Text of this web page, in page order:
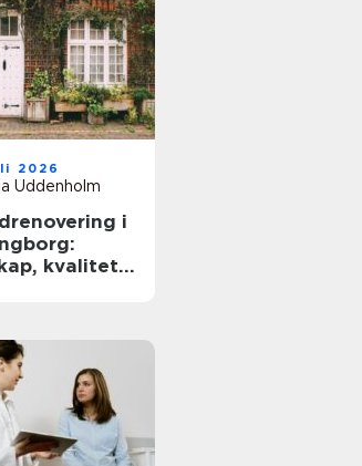
2026
Uddenholm
i
kvalitet